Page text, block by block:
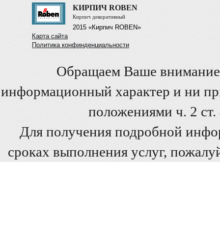
КИРПИЧ ROBEN
Кирпич декоративный
2015 «Кирпич ROBEN»
Карта сайта
Политика конфинденциальности
Обращаем Ваше внимание
информационный характер и ни
положениями ч. 2
Для получения подробной
сроках выполнения услуг,